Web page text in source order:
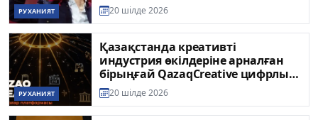
РУХАНИЯТ 20 шілде 2026
РУХАНИЯТ
Қазақстанда креативті
индустрия өкілдеріне арналған
бірыңғай QazaqCreative цифрлық
платформасы іске қосылды
20 шілде 2026